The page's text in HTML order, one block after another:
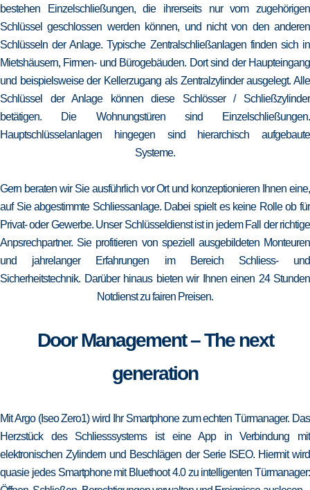
bestehen Einzelschließungen, die ihrerseits nur vom zugehörigen
Schlüssel geschlossen werden können, und nicht von den anderen
Schlüsseln der Anlage. Typische Zentralschließanlagen finden sich in
Mietshäusern, Firmen- und Bürogebäuden. Dort sind der Haupteingang
und beispielsweise der Kellerzugang als Zentralzylinder ausgelegt. Alle
Schlüssel der Anlage können diese Schlösser / Schließzylinder
betätigen. Die Wohnungstüren sind Einzelschließungen.
Hauptschlüsselanlagen hingegen sind hierarchisch aufgebaute
Systeme.
Gern beraten wir Sie ausführlich vor Ort und konzeptionieren Ihnen eine,
auf Sie abgestimmte Schliessanlage. Dabei spielt es keine Rolle ob für
Privat- oder Gewerbe. Unser Schlüsseldienst ist in jedem Fall der richtige
Anpsrechpartner. Sie profitieren von speziell ausgebildeten Monteuren
und jahrelanger Erfahrungen im Bereich Schliess- und
Sicherheitstechnik. Darüber hinaus bieten wir Ihnen einen 24 Stunden
Notdienst zu fairen Preisen.
Door Management – The next
generation
Mit Argo (Iseo Zero1) wird Ihr Smartphone zum echten Türmanager. Das
Herzstück des Schliesssystems ist eine App in Verbindung mit
elektronischen Zylindern und Beschlägen der Serie ISEO. Hiermit wird
quasie jedes Smartphone mit Bluethoot 4.0 zu intelligenten Türmanager: